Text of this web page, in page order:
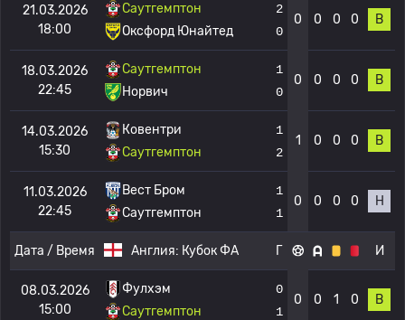
21.03.2026
18:00
Саутгемптон
Оксфорд Юнайтед
2
0
0 0 0 0 В
18.03.2026
22:45
Саутгемптон
Норвич
1
0
0 0 0 0 В
14.03.2026
15:30
Ковентри
Саутгемптон
1
2
1 0 0 0 В
11.03.2026
22:45
Вест Бром
Саутгемптон
1
1
0 0 0 0 Н
Дата / Время Англия: Кубок ФА Г И
08.03.2026
15:00
Фулхэм
Саутгемптон
0
1
0 0 1 0 В